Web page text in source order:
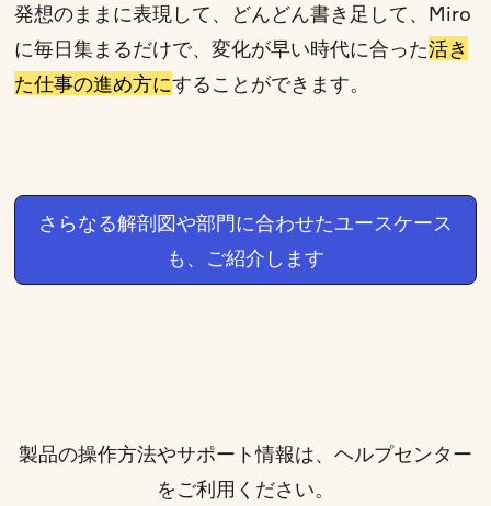
発想のままに表現して、どんどん書き足して、Miro
に毎日集まるだけで、変化が早い時代に合った活き
た仕事の進め方にすることができます。
さらなる解剖図や部門に合わせたユースケース
も、ご紹介します
製品の操作方法やサポート情報は、 ヘルプセンター
をご利用ください。